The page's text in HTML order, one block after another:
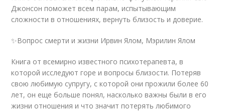
Джонсон поможет всем парам, испытывающим
сложности в отношениях, вернуть близость и доверие.
✨Вопрос смерти и жизни Ирвин Ялом, Мэрилин Ялом
Книга от всемирно известного психотерапевта, в
которой исследуют горе и вопросы близости. Потеряв
свою любимую супругу, с которой они прожили более 60
лет, он еще больше понял, насколько важны были в его
жизни отношения и что значит потерять любимого